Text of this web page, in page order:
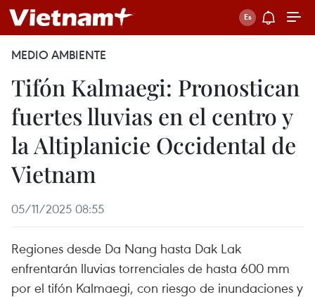
MEDIO AMBIENTE
Tifón Kalmaegi: Pronostican
fuertes lluvias en el centro y
la Altiplanicie Occidental de
Vietnam
05/11/2025 08:55
Regiones desde Da Nang hasta Dak Lak
enfrentarán lluvias torrenciales de hasta 600 mm
por el tifón Kalmaegi, con riesgo de inundaciones y